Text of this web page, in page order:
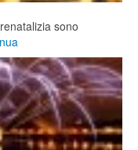
sono